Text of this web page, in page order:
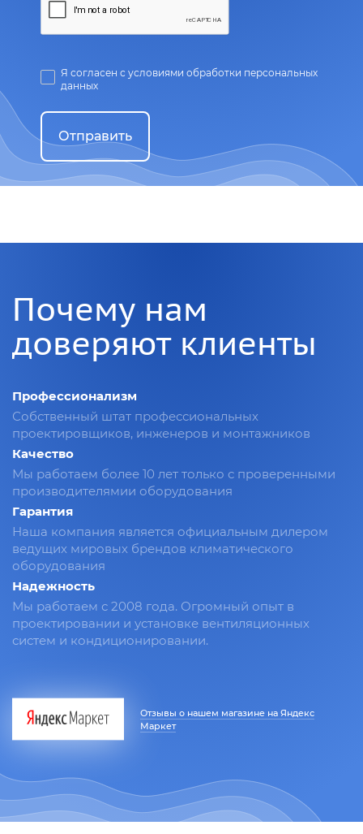
Я согласен с условиями обработки персональных
данных
Отправить
Почему нам
доверяют клиенты
Профессионализм
Собственный штат профессиональных
проектировщиков, инженеров и монтажников
Качество
Мы работаем более 10 лет только с проверенными
производителямии оборудования
Гарантия
Наша компания является официальным дилером
ведущих мировых брендов климатического
оборудования
Надежность
Мы работаем с 2008 года. Огромный опыт в
проектировании и установке вентиляционных
систем и кондиционировании.
Отзывы о нашем магазине на Яндекс
Маркет